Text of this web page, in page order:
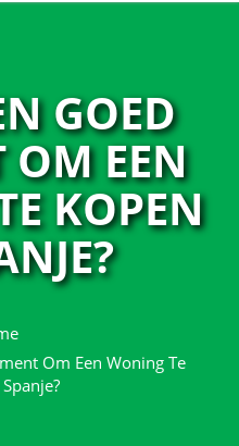
GOED
EEN
KOPEN
Om Een Woning Te